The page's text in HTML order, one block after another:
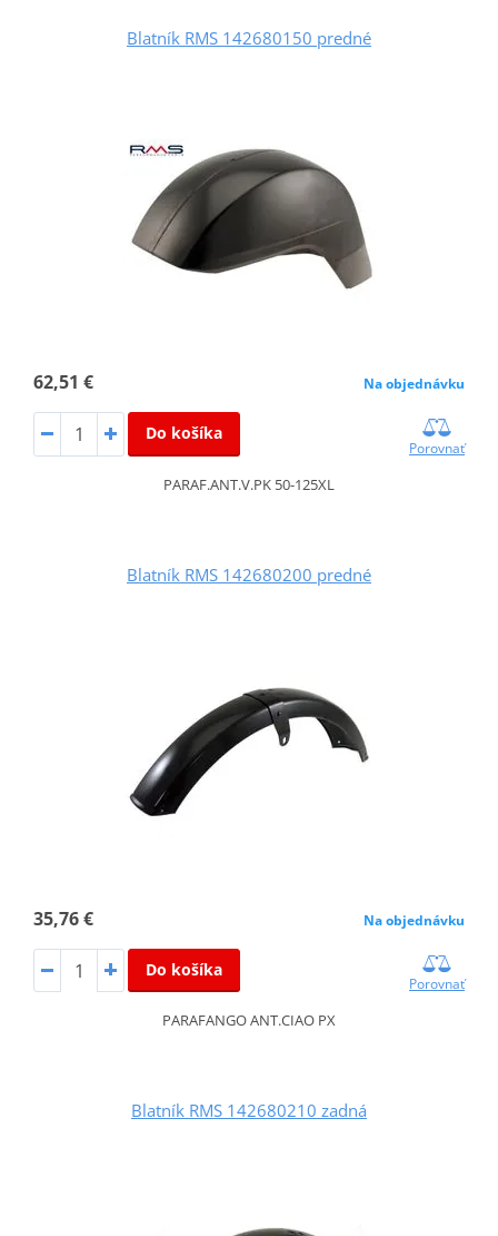
Blatník RMS 142680150 predné
62,51 € Na objednávku
Do košíka
Porovnať
PARAF.ANT.V.PK 50-125XL
Blatník RMS 142680200 predné
35,76 € Na objednávku
Do košíka
Porovnať
PARAFANGO ANT.CIAO PX
Blatník RMS 142680210 zadná